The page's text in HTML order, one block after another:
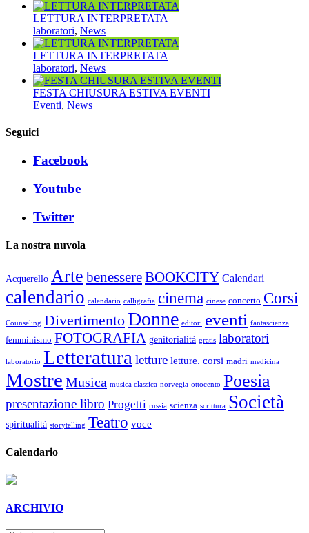
LETTURA INTERPRETATA
laboratori, News
LETTURA INTERPRETATA
laboratori, News
FESTA CHIUSURA ESTIVA EVENTI
Eventi, News
Seguici
Facebook
Youtube
Twitter
La nostra nuvola
Acquerello Arte benessereBOOKCITY Calendari
calendario calendario calligrafia cinema cinese concerto Corsi
Counseling DivertimentoDonne editori eventi fantascienza
femminismo FOTOGRAFIA genitorialità gratis laboratori
laboratorio Letteratura letture letture. corsi madri medicina
Mostre Musica musica classica norvegia ottocento Poesia
presentazione libro Progetti russia scienza scrittura Società
spiritualità storytelling Teatro voce
Calendario
ARCHIVIO